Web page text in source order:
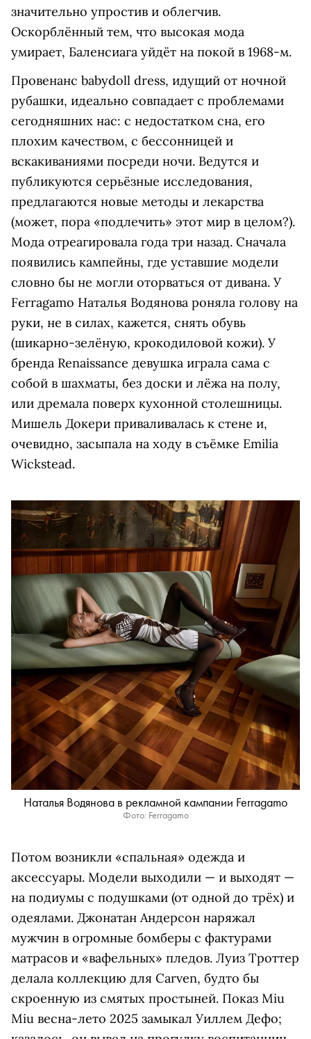
значительно упростив и облегчив.
Оскорблённый тем, что высокая мода
умирает, Баленсиага уйдёт на покой в 1968-м.
Провенанс babydoll dress, идущий от ночной
рубашки, идеально совпадает с проблемами
сегодняшних нас: с недостатком сна, его
плохим качеством, с бессонницей и
вскакиваниями посреди ночи. Ведутся и
публикуются серьёзные исследования,
предлагаются новые методы и лекарства
(может, пора «подлечить» этот мир в целом?).
Мода отреагировала года три назад. Сначала
появились кампейны, где уставшие модели
словно бы не могли оторваться от дивана. У
Ferragamo Наталья Водянова роняла голову на
руки, не в силах, кажется, снять обувь
(шикарно-зелёную, крокодиловой кожи). У
бренда Renaissance девушка играла сама с
собой в шахматы, без доски и лёжа на полу,
или дремала поверх кухонной столешницы.
Мишель Докери приваливалась к стене и,
очевидно, засыпала на ходу в съёмке Emilia
Wickstead.
Наталья Водянова в рекламной кампании Ferragamo
Фото: Ferragamo
Потом возникли «спальная» одежда и
аксессуары. Модели выходили — и выходят —
на подиумы с подушками (от одной до трёх) и
одеялами. Джонатан Андерсон наряжал
мужчин в огромные бомберы с фактурами
матрасов и «вафельных» пледов. Луиз Троттер
делала коллекцию для Carven, будто бы
скроенную из смятых простыней. Показ Miu
Miu весна-лето 2025 замыкал Уиллем Дефо;